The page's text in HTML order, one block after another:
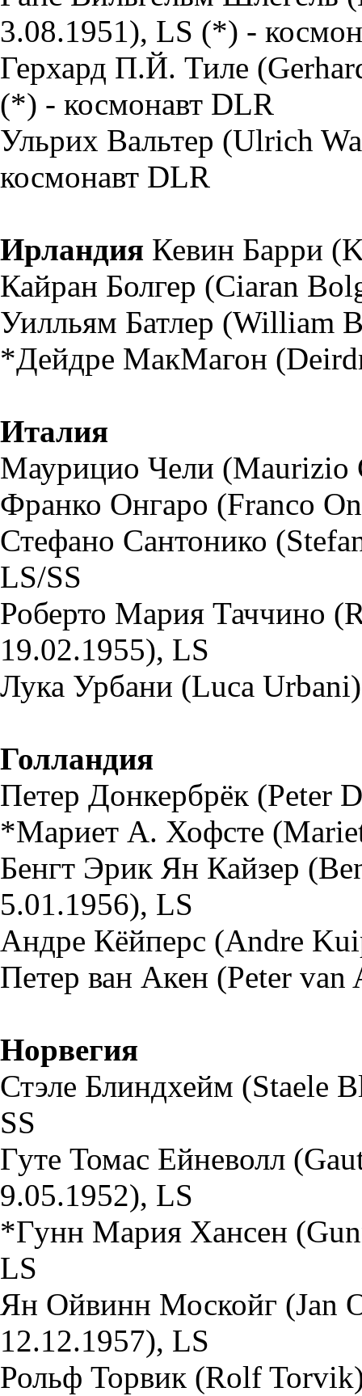
3.08.1951), LS (*) -
Герхард П.Й. Тиле
(*) - космонавт DLR
Ульрих Вальтер (Ulrich
космонавт DLR
Ирландия Кевин Барри
Кайран Болгер (Ciaran
Уилльям Батлер (William
*Дейдре МакМагон
Италия
Маурицио Чели (Maurizio
Франко Онгаро (Franco
Стефано Сантонико
LS/SS
Роберто Мария Таччино
19.02.1955), LS
Лука Урбани (Luca
Голландия
Петер Донкербрёк (Peter
*Мариет А. Хофсте
Бенгт Эрик Ян Кайзер
5.01.1956), LS
Андре Кёйперс (Andre
Петер ван Акен (Peter
Норвегия
Стэле Блиндхейм (Staele
SS
Гуте Томас Ейневолл
9.05.1952), LS
*Гунн Мария Хансен
LS
Ян Ойвинн Москойг (Jan
12.12.1957), LS
Рольф Торвик (Rolf